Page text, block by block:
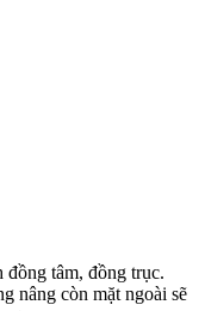
tâm, đồng trục.
nâng còn mặt ngoài sẽ